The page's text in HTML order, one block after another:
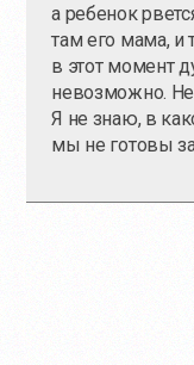
а ребенок
там его мама, и
в этот момент
невозможно.
Я не знаю, в
мы не готовы